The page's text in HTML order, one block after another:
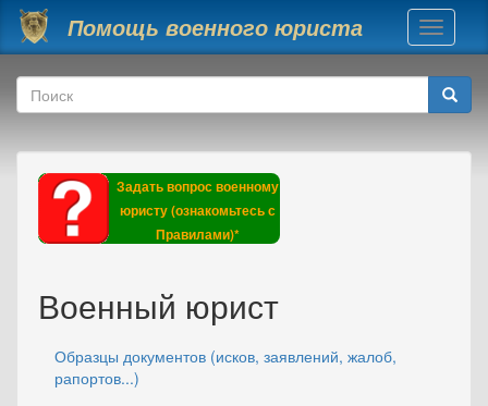
Перейти к основному содержанию
Помощь военного юриста
Toggle
Форма поиска
Поиск
Задать вопрос военному
юристу (ознакомьтесь с
Правилами)*
Военный юрист
Образцы документов (исков, заявлений, жалоб,
рапортов...)